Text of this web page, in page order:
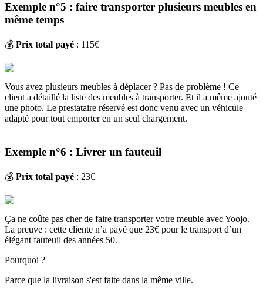
Exemple n°5 : faire transporter plusieurs meubles en
même temps
💰 Prix total payé : 115€
Vous avez plusieurs meubles à déplacer ? Pas de problème ! Ce
client a détaillé la liste des meubles à transporter. Et il a même ajouté
une photo. Le prestataire réservé est donc venu avec un véhicule
adapté pour tout emporter en un seul chargement.
Exemple n°6 : Livrer un fauteuil
💰 Prix total payé : 23€
Ça ne coûte pas cher de faire transporter votre meuble avec Yoojo.
La preuve : cette cliente n’a payé que 23€ pour le transport d’un
élégant fauteuil des années 50.
Pourquoi ?
Parce que la livraison s'est faite dans la même ville.